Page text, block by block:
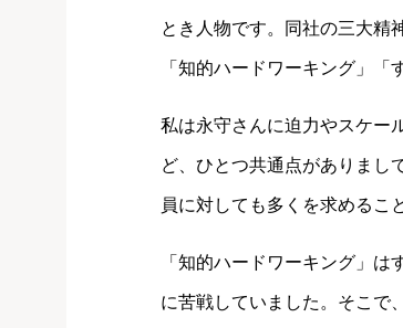
とき人物です。同社の三大精
「知的ハードワーキング」「
私は永守さんに迫力やスケー
ど、ひとつ共通点がありまし
員に対しても多くを求めるこ
「知的ハードワーキング」
に苦戦していました。そこで